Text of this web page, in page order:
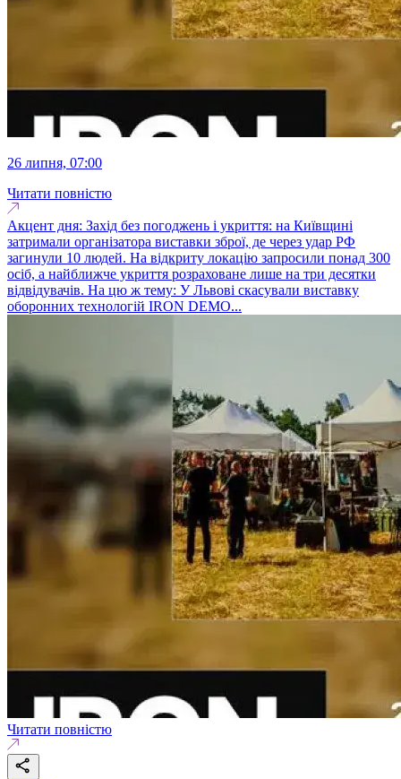
26 липня, 07:00
Читати повністю
Акцент дня: Захід без погоджень і укриття: на Київщині
затримали організатора виставки зброї, де через удар РФ
загинули 10 людей. На відкриту локацію запросили понад 300
осіб, а найближче укриття розраховане лише на три десятки
відвідувачів. На цю ж тему: У Львові скасували виставку
оборонних технологій IRON DEMO...
Читати повністю